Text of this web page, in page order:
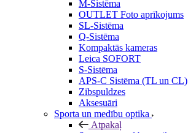
M-Sistēma
OUTLET Foto aprīkojums
SL-Sistēma
Q-Sistēma
Kompaktās kameras
Leica SOFORT
S-Sistēma
APS-C Sistēma (TL un CL)
Zibspuldzes
Aksesuāri
Sporta un medību optika
Atpakaļ